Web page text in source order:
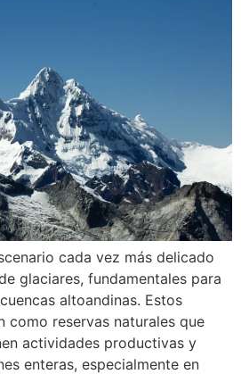
cada vez más delicado
glaciares, fundamentales para
altoandinas. Estos
como reservas naturales que
actividades productivas y
enteras, especialmente en